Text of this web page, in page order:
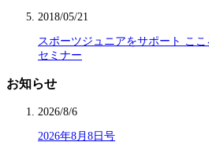
2018/05/21
スポーツジュニアをサポート こ
セミナー
お知らせ
2026/8/6
2026年8月8日号